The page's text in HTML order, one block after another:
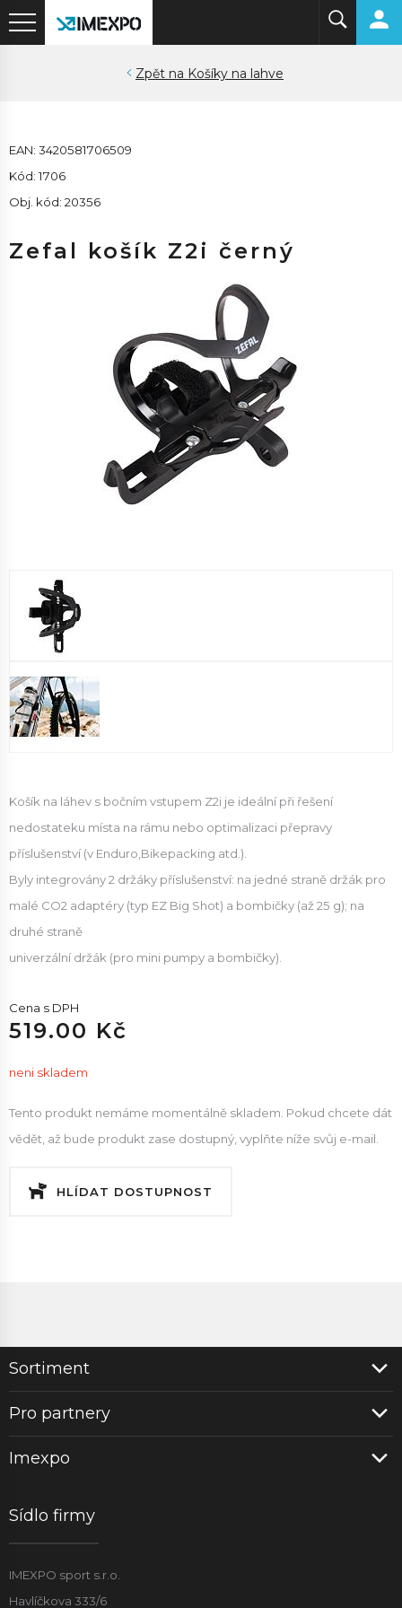
Košíky na lahve
EAN: 3420581706509
Kód: 1706
Obj. kód: 20356
Zefal košík Z2i černý
Košík na láhev s bočním vstupem Z2i je ideální při řešení
nedostateku místa na rámu nebo optimalizaci přepravy
příslušenství (v Enduro,Bikepacking atd.).
Byly integrovány 2 držáky příslušenství: na jedné straně držák pro
malé CO2 adaptéry (typ EZ Big Shot) a bombičky (až 25 g); na
druhé straně
univerzální držák (pro mini pumpy a bombičky).
Cena s DPH
519.00 Kč
neni skladem
Tento produkt nemáme momentálně skladem. Pokud chcete dát
vědět, až bude produkt zase dostupný, vyplňte níže svůj e-mail.
HLÍDAT DOSTUPNOST
Sortiment
Pro partnery
Imexpo
Sídlo firmy
IMEXPO sport s.r.o.
Havlíčkova 333/6